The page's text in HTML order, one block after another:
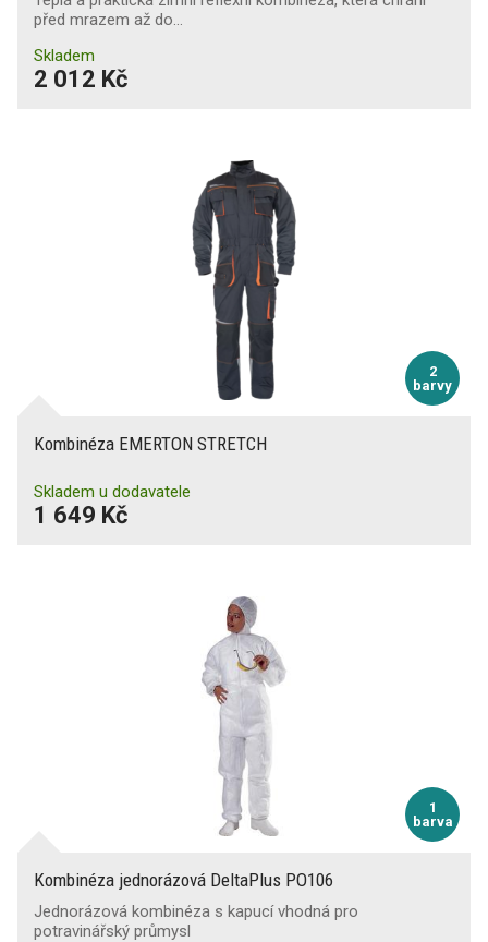
před mrazem až do…
Skladem
2 012 Kč
2
barvy
Kombinéza EMERTON STRETCH
Skladem u dodavatele
1 649 Kč
1
barva
Kombinéza jednorázová DeltaPlus PO106
Jednorázová kombinéza s kapucí vhodná pro
potravinářský průmysl